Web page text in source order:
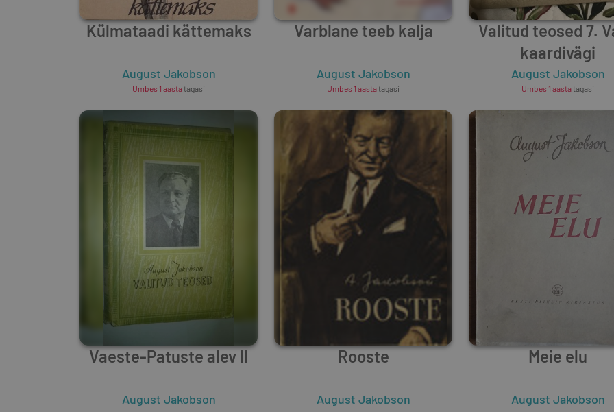
Külmataadi kättemaks
August Jakobson
Umbes 1 aastatagasi
Varblane teeb kalja
August Jakobson
Umbes 1 aastatagasi
Valitud teosed 7.
kaardivägi
August Jakobson
Umbes 1 aastatagasi
Vaeste-Patuste alev II
August Jakobson
Rooste
August Jakobson
Meie elu
August Jakobson